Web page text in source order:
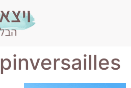
pinversailles